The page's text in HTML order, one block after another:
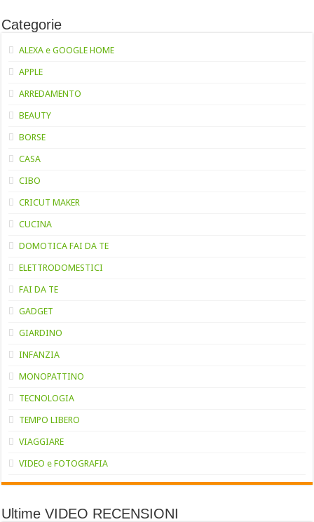
Categorie
ALEXA e GOOGLE HOME
APPLE
ARREDAMENTO
BEAUTY
BORSE
CASA
CIBO
CRICUT MAKER
CUCINA
DOMOTICA FAI DA TE
ELETTRODOMESTICI
FAI DA TE
GADGET
GIARDINO
INFANZIA
MONOPATTINO
TECNOLOGIA
TEMPO LIBERO
VIAGGIARE
VIDEO e FOTOGRAFIA
Ultime VIDEO RECENSIONI